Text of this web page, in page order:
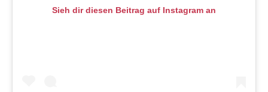
Sieh dir diesen Beitrag auf Instagram an